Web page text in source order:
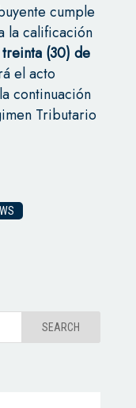
cumple
la calificación
treinta (30) de
el acto
continuación
Tributario